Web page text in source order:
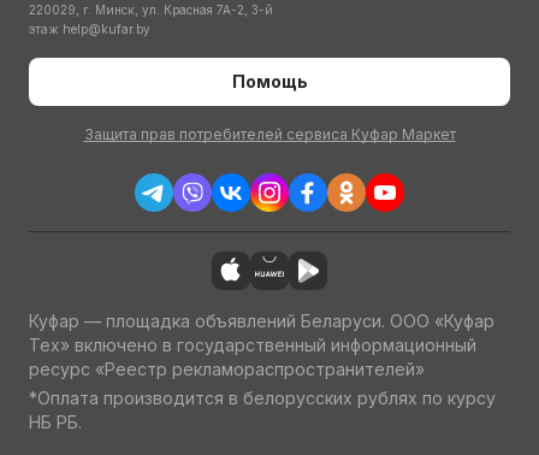
220029, г. Минск, ул. Красная 7А-2, 3-й
этаж help@kufar.by
Помощь
Защита прав потребителей сервиса Куфар Маркет
Куфар — площадка объявлений Беларуси. ООО «Куфар
Тех» включено в государственный информационный
ресурс «Реестр рекламораспространителей»
*Оплата производится в белорусских рублях по курсу
НБ РБ.